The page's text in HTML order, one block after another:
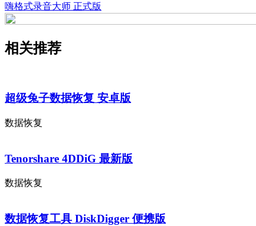
嗨格式录音大师 正式版
相关推荐
超级兔子数据恢复 安卓版
数据恢复
Tenorshare 4DDiG 最新版
数据恢复
数据恢复工具 DiskDigger 便携版